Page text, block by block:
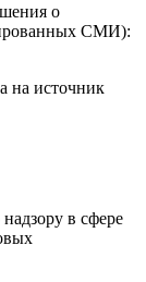
о
СМИ):
на источник
в сфере